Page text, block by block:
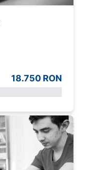
18.750 RON